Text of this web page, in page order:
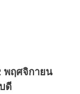
พฤศจิกายน
ดี